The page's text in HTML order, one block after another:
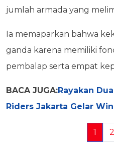
jumlah armada yang
Ia memaparkan bahwa
ganda karena memiliki
pembalap serta empat
BACA JUGA:Rayakan
Riders Jakarta Gelar
1 2